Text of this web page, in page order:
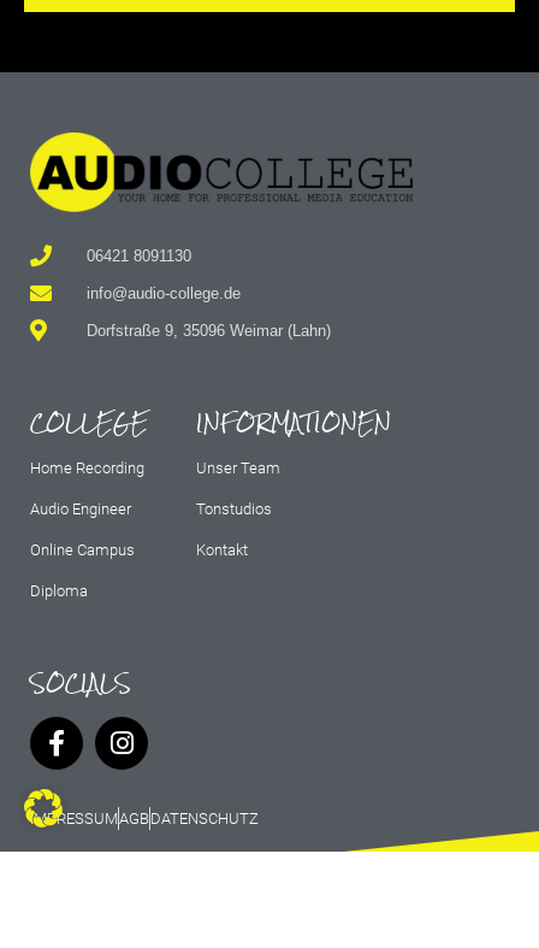
06421 8091130
info@audio-college.de
Dorfstraße 9, 35096 Weimar (Lahn)
COLLEGE
Home Recording
Audio Engineer
Online Campus
Diploma
INFORMATIONEN
Unser Team
Tonstudios
Kontakt
SOCIALS
IMPRESSUMAGBDATENSCHUTZ